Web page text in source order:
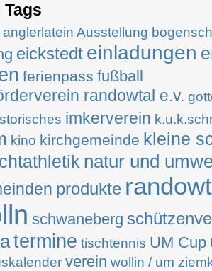
anglerlatein Ausstellung
eickstedt einladungen
ferienpass fußball
randowtal e.v.
imkerverein
kino kirchgemeinde kleine
natur und
produkte
schwaneberg
termine tischtennis UM Cup
verein wollin / um